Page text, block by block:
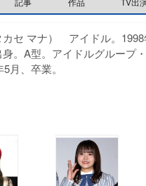
セ マナ） アイドル。1998
。A型。アイドルグループ
月、卒業。